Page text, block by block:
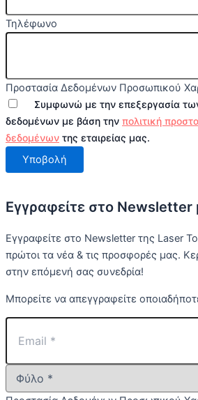
Τηλέφωνο
Προστασία Δεδομένων Προσωπικού
Συμφωνώ με την επεξεργασία
δεδομένων με βάση την πολιτική
δεδομένων της εταιρείας μας.
Υποβολή
Εγγραφείτε στο Newsletter
Εγγραφείτε στο Newsletter της Laser
πρώτοι τα νέα & τις προσφορές μας.
στην επόμενή σας συνεδρία!
Μπορείτε να απεγγραφείτε